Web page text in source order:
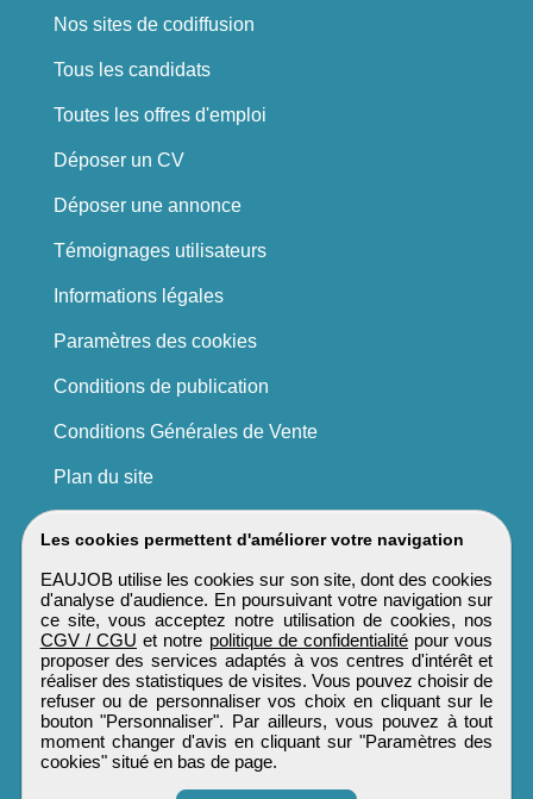
Les cookies permettent d'améliorer votre navigation
EAUJOB utilise les cookies sur son site, dont des cookies
d'analyse d'audience. En poursuivant votre navigation sur
ce site, vous acceptez notre utilisation de cookies, nos
CGV / CGU et notre politique de confidentialité pour vous
proposer des services adaptés à vos centres d'intérêt et
réaliser des statistiques de visites. Vous pouvez choisir de
refuser ou de personnaliser vos choix en cliquant sur le
bouton "Personnaliser". Par ailleurs, vous pouvez à tout
moment changer d'avis en cliquant sur "Paramètres des
cookies" situé en bas de page.
Nos sites de codiffusion
Tous les candidats
Toutes les offres d'emploi
Déposer un CV
Déposer une annonce
Témoignages utilisateurs
Informations légales
Paramètres des cookies
Conditions de publication
Conditions Générales de Vente
Plan du site